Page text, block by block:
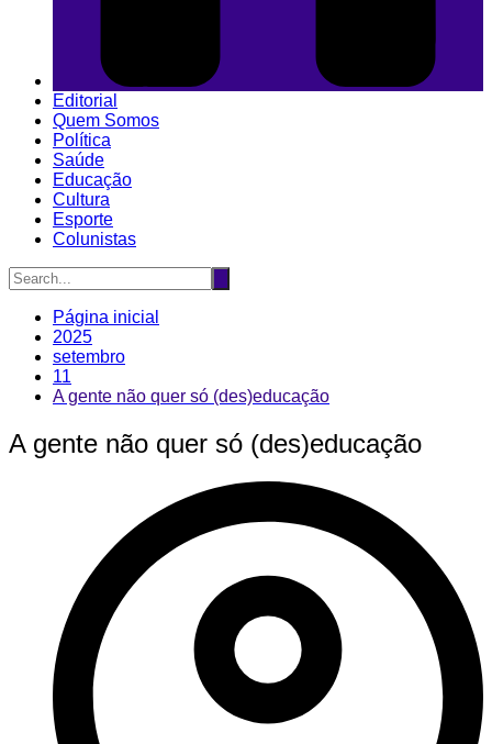
Editorial
Quem Somos
Política
Saúde
Educação
Cultura
Esporte
Colunistas
Página inicial
2025
setembro
11
A gente não quer só (des)educação
A gente não quer só (des)educação